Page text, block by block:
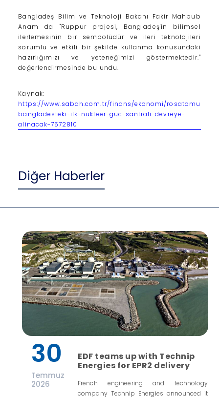
Bangladeş Bilim ve Teknoloji Bakanı Fakir Mahbub
Anam da "Ruppur projesi, Bangladeş'in bilimsel
ilerlemesinin bir sembolüdür ve ileri teknolojileri
sorumlu ve etkili bir şekilde kullanma konusundaki
hazırlığımızı ve yeteneğimizi göstermektedir."
değerlendirmesinde bulundu.
Kaynak:
https://www.sabah.com.tr/finans/ekonomi/rosatomun-
bangladesteki-ilk-nukleer-guc-santrali-devreye-
alinacak-7572810
Diğer Haberler
30
Temmuz
2026
EDF teams up with Technip
Energies for EPR2 delivery
French engineering and technology
company Technip Energies announced it